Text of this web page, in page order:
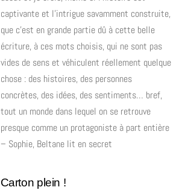
captivante et l’intrigue savamment construite,
que c’est en grande partie dû à cette belle
écriture, à ces mots choisis, qui ne sont pas
vides de sens et véhiculent réellement quelque
chose : des histoires, des personnes
concrètes, des idées, des sentiments… bref,
tout un monde dans lequel on se retrouve
presque comme un protagoniste à part entière
– Sophie, Beltane lit en secret
Carton plein !